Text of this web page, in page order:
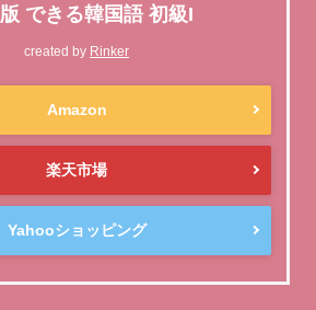
できる韓国語 初級I
created by Rinker
Amazon
楽天市場
Yahooショッピング